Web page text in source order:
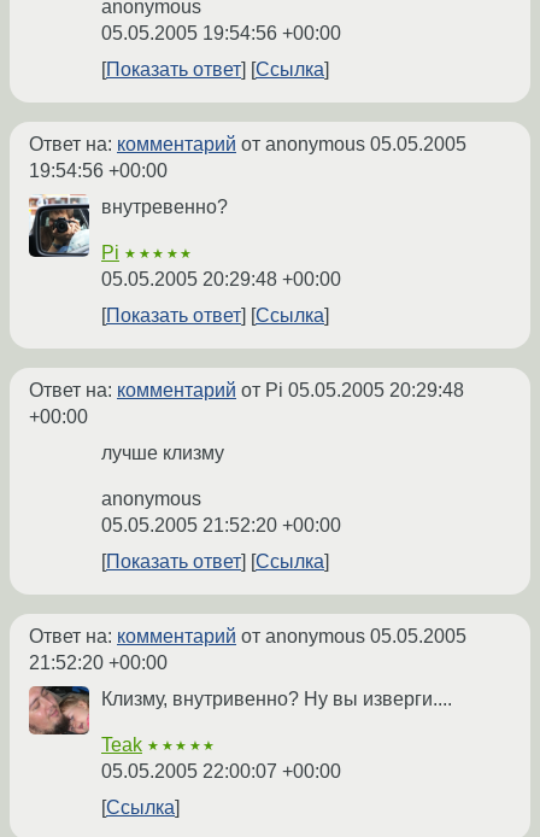
anonymous
05.05.2005 19:54:56 +00:00
Показать ответ
Ссылка
Ответ на: комментарий от anonymous 05.05.2005
19:54:56 +00:00
внутревенно?
Pi ★★★★★
05.05.2005 20:29:48 +00:00
Показать ответ
Ссылка
Ответ на: комментарий от Pi 05.05.2005 20:29:48
+00:00
лучше клизму
anonymous
05.05.2005 21:52:20 +00:00
Показать ответ
Ссылка
Ответ на: комментарий от anonymous 05.05.2005
21:52:20 +00:00
Клизму, внутривенно? Ну вы изверги....
Teak ★★★★★
05.05.2005 22:00:07 +00:00
Ссылка